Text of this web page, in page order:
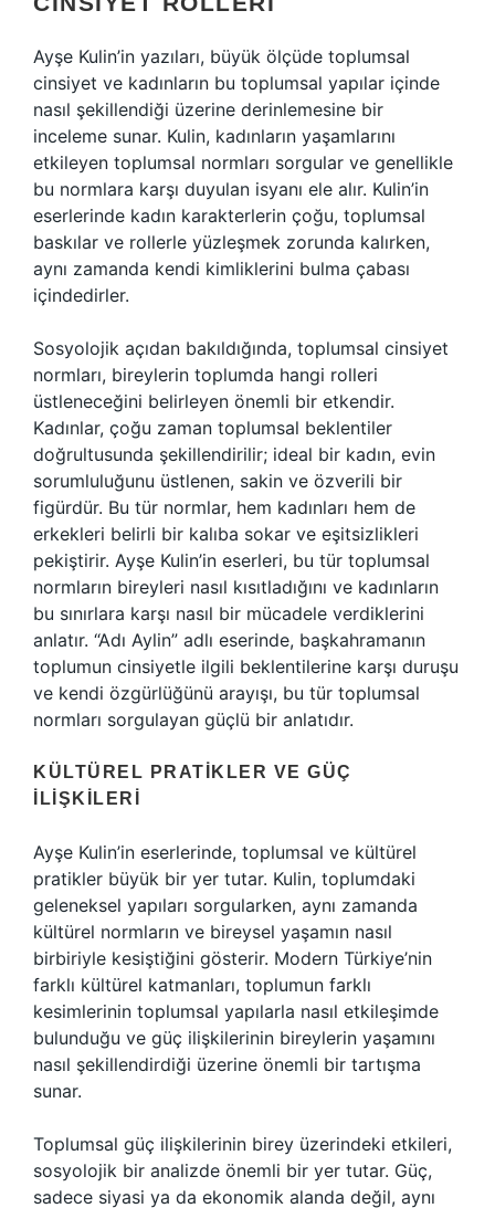
Ayşe Kulin’in yazıları, büyük ölçüde toplumsal
cinsiyet ve kadınların bu toplumsal yapılar içinde
nasıl şekillendiği üzerine derinlemesine bir
inceleme sunar. Kulin, kadınların yaşamlarını
etkileyen toplumsal normları sorgular ve genellikle
bu normlara karşı duyulan isyanı ele alır. Kulin’in
eserlerinde kadın karakterlerin çoğu, toplumsal
baskılar ve rollerle yüzleşmek zorunda kalırken,
aynı zamanda kendi kimliklerini bulma çabası
içindedirler.
Sosyolojik açıdan bakıldığında, toplumsal cinsiyet
normları, bireylerin toplumda hangi rolleri
üstleneceğini belirleyen önemli bir etkendir.
Kadınlar, çoğu zaman toplumsal beklentiler
doğrultusunda şekillendirilir; ideal bir kadın, evin
sorumluluğunu üstlenen, sakin ve özverili bir
figürdür. Bu tür normlar, hem kadınları hem de
erkekleri belirli bir kalıba sokar ve eşitsizlikleri
pekiştirir. Ayşe Kulin’in eserleri, bu tür toplumsal
normların bireyleri nasıl kısıtladığını ve kadınların
bu sınırlara karşı nasıl bir mücadele verdiklerini
anlatır. “Adı Aylin” adlı eserinde, başkahramanın
toplumun cinsiyetle ilgili beklentilerine karşı duruşu
ve kendi özgürlüğünü arayışı, bu tür toplumsal
normları sorgulayan güçlü bir anlatıdır.
KÜLTÜREL PRATIKLER VE GÜÇ
İLIŞKILERI
Ayşe Kulin’in eserlerinde, toplumsal ve kültürel
pratikler büyük bir yer tutar. Kulin, toplumdaki
geleneksel yapıları sorgularken, aynı zamanda
kültürel normların ve bireysel yaşamın nasıl
birbiriyle kesiştiğini gösterir. Modern Türkiye’nin
farklı kültürel katmanları, toplumun farklı
kesimlerinin toplumsal yapılarla nasıl etkileşimde
bulunduğu ve güç ilişkilerinin bireylerin yaşamını
nasıl şekillendirdiği üzerine önemli bir tartışma
sunar.
Toplumsal güç ilişkilerinin birey üzerindeki etkileri,
sosyolojik bir analizde önemli bir yer tutar. Güç,
sadece siyasi ya da ekonomik alanda değil, aynı